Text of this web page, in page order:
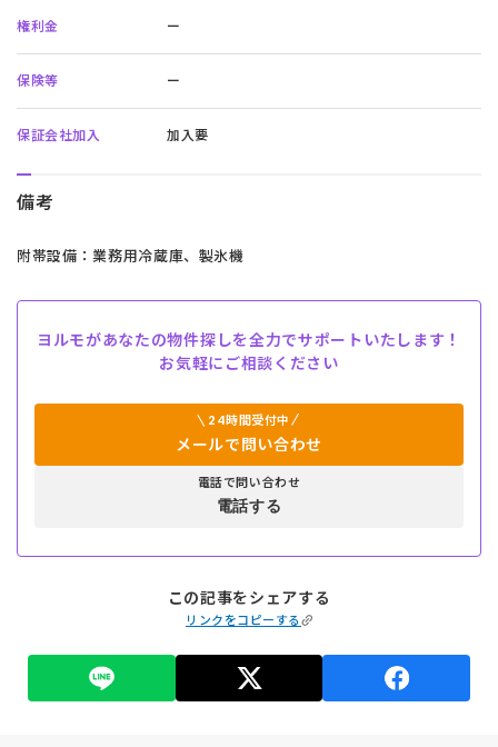
権利金 ー
保険等 ー
保証会社加入 加入要
備考
附帯設備：業務用冷蔵庫、製氷機
ヨルモがあなたの物件探しを全力でサポートいたします！
お気軽にご相談ください
24時間受付中
メールで問い合わせ
電話で問い合わせ
電話する
この記事をシェアする
リンクをコピーする